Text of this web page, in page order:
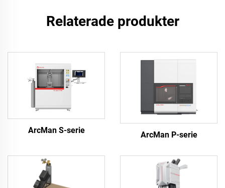
Relaterade produkter
ArcMan S-serie ArcMan P-serie